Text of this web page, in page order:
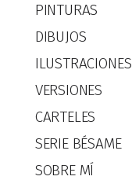
PINTURAS
DIBUJOS
ILUSTRACIONES
VERSIONES
CARTELES
SERIE BÉSAME
SOBRE MÍ